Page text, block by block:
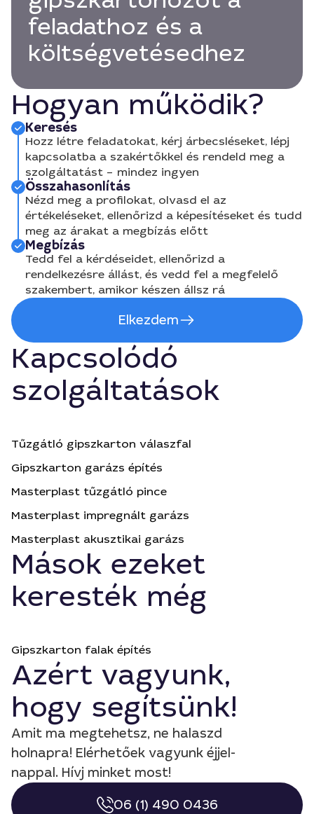
feladathoz és a
költségvetésedhez
Hogyan működik?
Keresés
Hozz létre feladatokat, kérj árbecsléseket, lépj
kapcsolatba a szakértőkkel és rendeld meg a
szolgáltatást – mindez ingyen
Összahasonlítás
Nézd meg a profilokat, olvasd el az
értékeléseket, ellenőrizd a képesítéseket és tudd
meg az árakat a megbízás előtt
Megbízás
Tedd fel a kérdéseidet, ellenőrizd a
rendelkezésre állást, és vedd fel a megfelelő
szakembert, amikor készen állsz rá
Elkezdem
Kapcsolódó
szolgáltatások
Tűzgátló gipszkarton válaszfal
Gipszkarton garázs építés
Masterplast tűzgátló pince
Masterplast impregnált garázs
Masterplast akusztikai garázs
Mások ezeket
keresték még
Gipszkarton falak építés
Azért vagyunk,
hogy segítsünk!
Amit ma megtehetsz, ne halaszd
holnapra! Elérhetőek vagyunk éjjel-
nappal. Hívj minket most!
06 (1) 490 0436